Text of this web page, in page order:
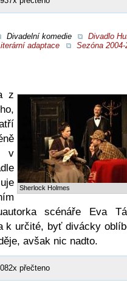
Divadelní komedie
Divadlo
adaptace Sezóna 2004-
Sherlock Holmes
z
v
scénáře Eva
k určité, byť divácky
avšak nic nadto.
přečteno